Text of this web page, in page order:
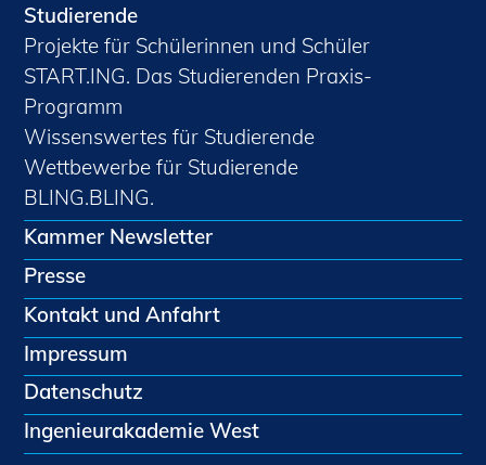
Studierende
Projekte für Schülerinnen und Schüler
START.ING. Das Studierenden Praxis-
Programm
Wissenswertes für Studierende
Wettbewerbe für Studierende
BLING.BLING.
Kammer Newsletter
Presse
Kontakt und Anfahrt
Impressum
Datenschutz
Ingenieurakademie West